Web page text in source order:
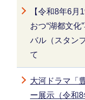
【令和8年6月
おつ“湖都文化
バル（スタン
て
大河ドラマ「
ー展示（令和